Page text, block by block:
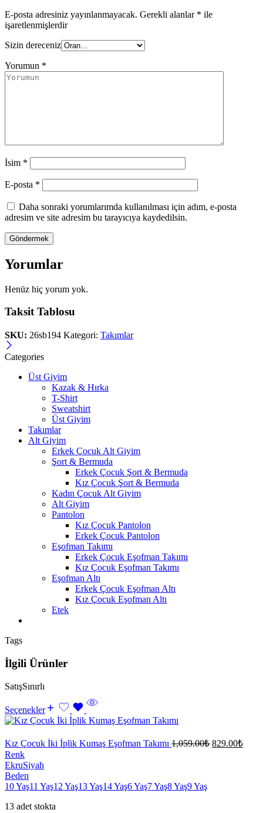
E-posta adresiniz yayınlanmayacak. Gerekli alanlar * ile
işaretlenmişlerdir
Sizin dereceniz
Yorumun *
İsim *
E-posta *
Daha sonraki yorumlarımda kullanılması için adım, e-posta
adresim ve site adresim bu tarayıcıya kaydedilsin.
Yorumlar
Henüz hiç yorum yok.
Taksit Tablosu
SKU: 26sb194 Kategori: Takımlar
Categories
Üst Giyim
Kazak & Hırka
T-Shirt
Sweatshirt
Üst Giyim
Takımlar
Alt Giyim
Erkek Çocuk Alt Giyim
Şort & Bermuda
Erkek Çocuk Şort & Bermuda
Kız Çocuk Şort & Bermuda
Kadın Çocuk Alt Giyim
Alt Giyim
Pantolon
Kız Çocuk Pantolon
Erkek Çocuk Pantolon
Eşofman Takımı
Erkek Çocuk Eşofman Takımı
Kız Çocuk Eşofman Takımı
Eşofman Altı
Erkek Çocuk Eşofman Altı
Kız Çocuk Eşofman Altı
Etek
Tags
İlgili Ürünler
SatışSınırlı
Seçenekler
Kız Çocuk İki İplik Kumaş Eşofman Takımı 1,059.00₺ 829.00₺
Renk
EkruSiyah
Beden
10 Yaş11 Yaş12 Yaş13 Yaş14 Yaş6 Yaş7 Yaş8 Yaş9 Yaş
13 adet stokta